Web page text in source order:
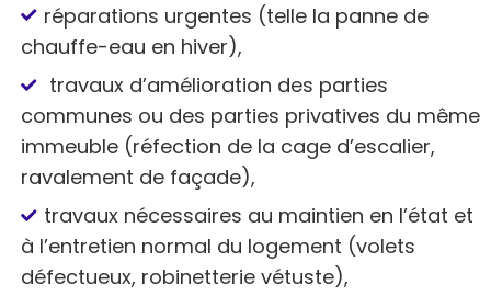
réparations urgentes (telle la panne de
chauffe-eau en hiver),
travaux d’amélioration des parties
communes ou des parties privatives du même
immeuble (réfection de la cage d’escalier,
ravalement de façade),
travaux nécessaires au maintien en l’état et
à l’entretien normal du logement (volets
défectueux, robinetterie vétuste),